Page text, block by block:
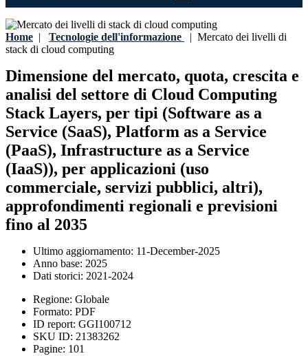
Home | Tecnologie dell'informazione | Mercato dei livelli di
stack di cloud computing
Dimensione del mercato, quota, crescita e
analisi del settore di Cloud Computing
Stack Layers, per tipi (Software as a
Service (SaaS), Platform as a Service
(PaaS), Infrastructure as a Service
(IaaS)), per applicazioni (uso
commerciale, servizi pubblici, altri),
approfondimenti regionali e previsioni
fino al 2035
Ultimo aggiornamento: 11-December-2025
Anno base: 2025
Dati storici: 2021-2024
Regione: Globale
Formato: PDF
ID report: GGI100712
SKU ID: 21383262
Pagine: 101